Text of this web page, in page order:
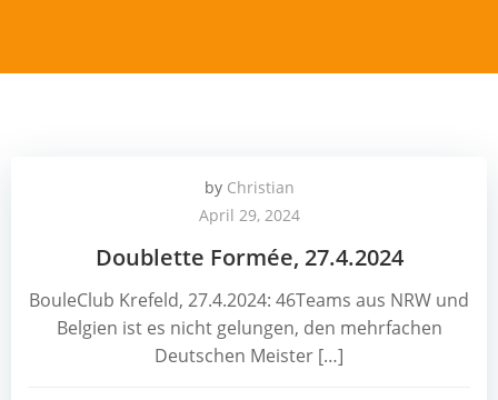
by Christian
April 29, 2024
Doublette Formée, 27.4.2024
BouleClub Krefeld, 27.4.2024: 46Teams aus NRW und
Belgien ist es nicht gelungen, den mehrfachen
Deutschen Meister […]